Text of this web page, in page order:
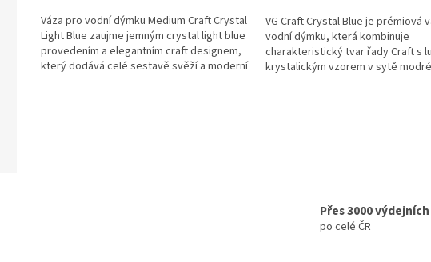
Váza pro vodní dýmku Medium Craft Crystal
Light Blue zaujme jemným crystal light blue
provedením a elegantním craft designem,
který dodává celé sestavě svěží a moderní
VG Craft Crystal Blue je prémiová
vodní dýmku, která kombinuje
charakteristický tvar řady Craft s
krystalickým vzorem v sytě
í
p
Přes 3000
po celé ČR